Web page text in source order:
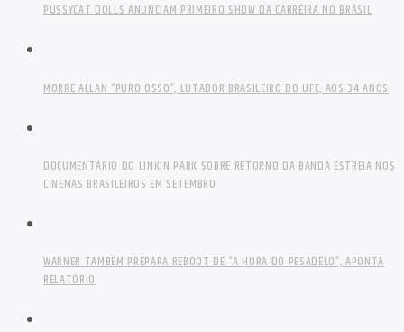
PUSSYCAT DOLLS ANUNCIAM PRIMEIRO SHOW DA CARREIRA NO BRASIL
MORRE ALLAN “PURO OSSO”, LUTADOR BRASILEIRO DO UFC, AOS 34 ANOS
DOCUMENTÁRIO DO LINKIN PARK SOBRE RETORNO DA BANDA ESTREIA NOS
CINEMAS BRASILEIROS EM SETEMBRO
WARNER TAMBÉM PREPARA REBOOT DE “A HORA DO PESADELO”, APONTA
RELATÓRIO